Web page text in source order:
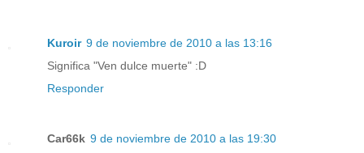
Kuroir 9 de noviembre de 2010 a las 13:16
Significa "Ven dulce muerte" :D
Responder
Car66k 9 de noviembre de 2010 a las 19:30